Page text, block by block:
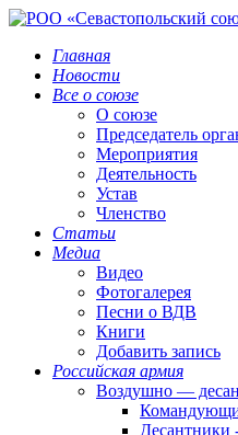
Главная
Новости
Все о союзе
О союзе
Председатель
Мероприятия
Деятельность
Устав
Членство
Статьи
Медиа
Видео
Фотогалерея
Песни о ВДВ
Книги
Добавить запись
Российская армия
Воздушно —
Десантники